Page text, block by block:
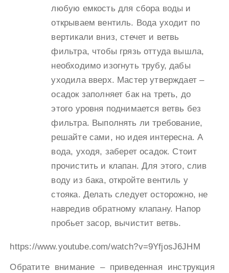
любую емкость для сбора воды и
открываем вентиль. Вода уходит по
вертикали вниз, стечет и ветвь
фильтра, чтобы грязь оттуда вышла,
необходимо изогнуть трубу, дабы
уходила вверх. Мастер утверждает –
осадок заполняет бак на треть, до
этого уровня поднимается ветвь без
фильтра. Выполнять ли требование,
решайте сами, но идея интересна. А
вода, уходя, заберет осадок. Стоит
прочистить и клапан. Для этого, слив
воду из бака, откройте вентиль у
стояка. Делать следует осторожно, не
навредив обратному клапану. Напор
пробьет засор, вычистит ветвь.
https://www.youtube.com/watch?v=9YfjosJ6JHM
Обратите внимание – приведенная инструкция